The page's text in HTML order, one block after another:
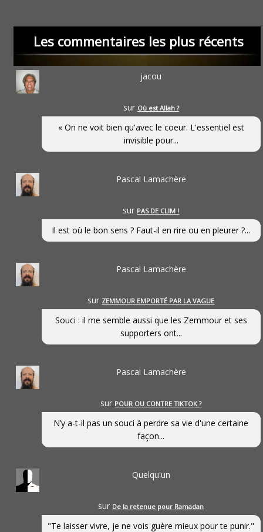
Les commentaires les plus récents
jacou
sur Où est Allah ?
« On ne voit bien qu'avec le coeur. L'essentiel est
invisible pour...
Pascal Lamachère
sur PAS DE CLIM !
Il est où le bon sens ? Faut-il en rire ou en pleurer ?...
Pascal Lamachère
sur ZEMMOUR EMPORTÉ PAR LA VAGUE
Souci : il me semble aussi que les Zemmour et ses
supporters ont...
Pascal Lamachère
sur POUR OU CONTRE TIKTOK ?
N’y a-t-il pas un souci à perdre sa vie d'une certaine
façon...
Quelqu'un
sur De la retenue pour Ramadan
"Te laisser vivre, je ne vois guère mieux pour te punir."